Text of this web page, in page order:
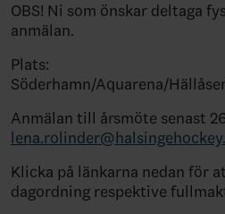
OBS! Ni som önskar deltaga
anmälan.
Plats:
Söderhamn/Aquarena/
Anmälan till årsmöte senast
Klicka på länkarna nedan för
dagordning respektive